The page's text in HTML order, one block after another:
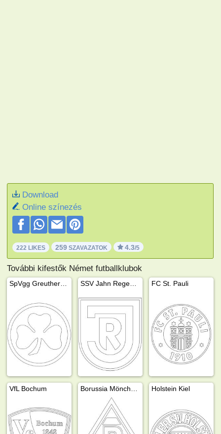
Download
Online színezés
222 LIKES 259 SZAVAZATOK 4.3/5
További kifestők Német futballklubok
FC St. Pauli
VfL Bochum Holstein Kiel